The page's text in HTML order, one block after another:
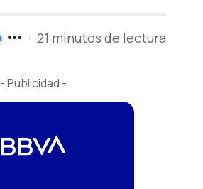
21 minutos de lectura
- Publicidad -